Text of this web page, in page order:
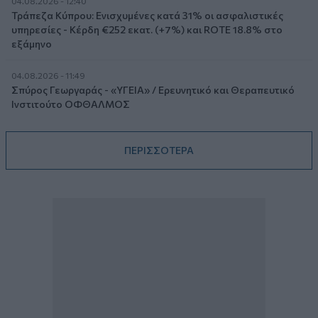
Τράπεζα Κύπρου: Ενισχυμένες κατά 31% οι ασφαλιστικές
υπηρεσίες - Κέρδη €252 εκατ. (+7%) και ROTE 18.8% στο
εξάμηνο
04.08.2026 - 11:49
Σπύρος Γεωργαράς - «ΥΓΕΙΑ» / Ερευνητικό και Θεραπευτικό
Ινστιτούτο ΟΦΘΑΛΜΟΣ
ΠΕΡΙΣΣΟΤΕΡΑ